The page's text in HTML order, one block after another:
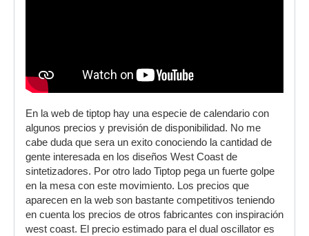
En la web de tiptop hay una especie de calendario con
algunos precios y previsión de disponibilidad. No me
cabe duda que sera un exito conociendo la cantidad de
gente interesada en los diseños West Coast de
sintetizadores. Por otro lado Tiptop pega un fuerte golpe
en la mesa con este movimiento. Los precios que
aparecen en la web son bastante competitivos teniendo
en cuenta los precios de otros fabricantes con inspiración
west coast. El precio estimado para el dual oscillator es